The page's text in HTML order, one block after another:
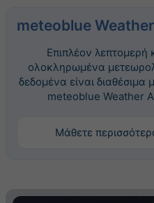
meteoblue
Επιπλέον λεπτομερή
ολοκληρωμένα
δεδομένα είναι διαθέσιμα
meteoblue Weather
Μάθετε